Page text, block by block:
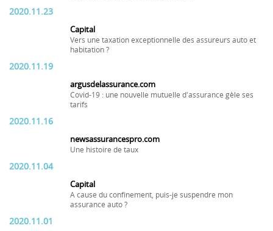
2020.11.23
Capital
Vers une taxation exceptionnelle des assureurs auto et
habitation ?
2020.11.19
argusdelassurance.com
Covid-19 : une nouvelle mutuelle d'assurance gèle ses
tarifs
2020.11.16
newsassurancespro.com
Une histoire de taux
2020.11.04
Capital
A cause du confinement, puis-je suspendre mon
assurance auto ?
2020.11.01